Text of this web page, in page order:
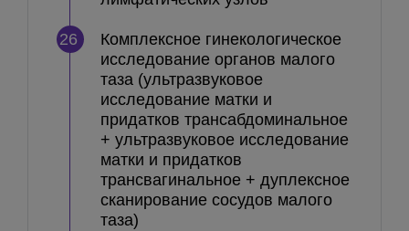
26
Комплексное гинекологическое
исследование органов малого
таза (ультразвуковое
исследование матки и
придатков трансабдоминальное
+ ультразвуковое исследование
матки и придатков
трансвагинальное + дуплексное
сканирование сосудов малого
таза)